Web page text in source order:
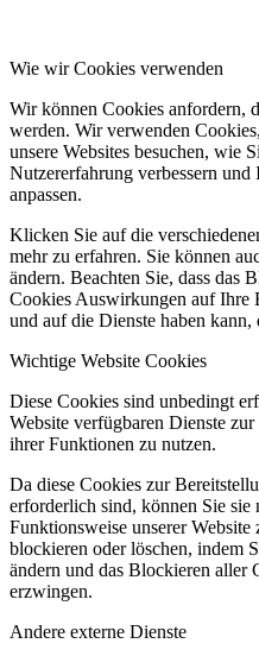
Wie wir Cookies verwenden
Wir können Cookies anfordern,
werden. Wir verwenden
unsere Websites besuchen, wie
Nutzererfahrung verbessern
anpassen.
Klicken Sie auf die
mehr zu erfahren. Sie können
ändern. Beachten Sie, dass das
Cookies Auswirkungen auf Ihre
und auf die Dienste haben
Wichtige Website Cookies
Diese Cookies sind unbedingt
Website verfügbaren Dienste
ihrer Funktionen zu nutzen.
Da diese Cookies zur
erforderlich sind, können Sie sie
Funktionsweise unserer
blockieren oder löschen, indem
ändern und das Blockieren aller
erzwingen.
Andere externe Dienste